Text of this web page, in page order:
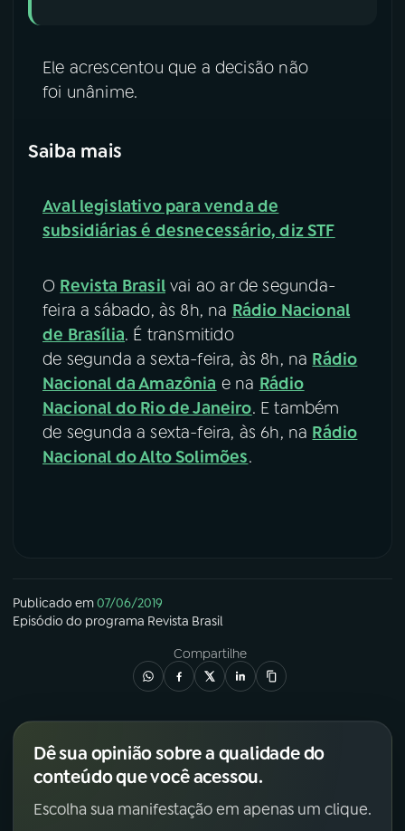
Ele acrescentou que a decisão não
foi unânime.
Saiba mais
Aval legislativo para venda de
subsidiárias é desnecessário, diz STF
O Revista Brasilvai ao ar de segunda-
feira a sábado, às 8h, na Rádio Nacional
de Brasília. É transmitido
de segunda a sexta-feira, às 8h, na Rádio
Nacional da Amazônia e na Rádio
Nacional do Rio de Janeiro. E também
de segunda a sexta-feira, às 6h, na Rádio
Nacional do Alto Solimões.
Publicado em07/06/2019
Episódio do programa Revista Brasil
Compartilhe
Dê sua opinião sobre a qualidade do
conteúdo que você acessou.
Escolha sua manifestação em apenas um clique.